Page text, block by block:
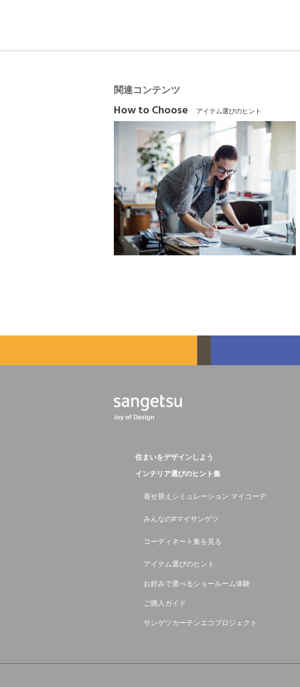
関連コンテンツ
How to Choose アイテム選びのヒント
住まいをデザインしよう
インテリア選びのヒント集
着せ替えシミュレーション マイコーデ
みんなの#マイサンゲツ
コーディネート集を見る
アイテム選びのヒント
お好みで選べるショールーム体験
ご購入ガイド
サンゲツカーテンエコプロジェクト